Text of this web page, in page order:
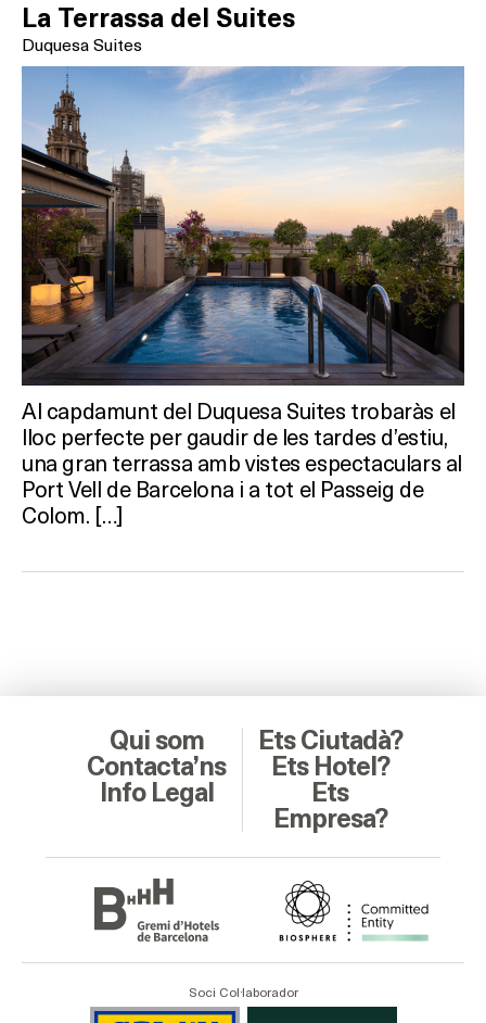
La Terrassa del Suites
Duquesa Suites
Al capdamunt del Duquesa Suites trobaràs el
lloc perfecte per gaudir de les tardes d’estiu,
una gran terrassa amb vistes espectaculars al
Port Vell de Barcelona i a tot el Passeig de
Colom. […]
Qui som
Contacta’ns
Info Legal
Ets Ciutadà?
Ets Hotel?
Ets
Empresa?
Soci Col·laborador